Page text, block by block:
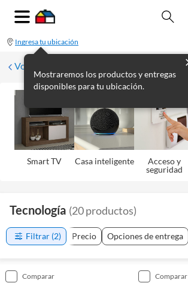
Ingresa tu ubicación
Mostraremos los productos y entregas
disponibles para tu ubicación.
Volver
Smart TV Casa inteligente
Acceso y
seguridad
Tecnología (20productos)
Filtrar (2) Precio Opciones de entrega
comparar comparar